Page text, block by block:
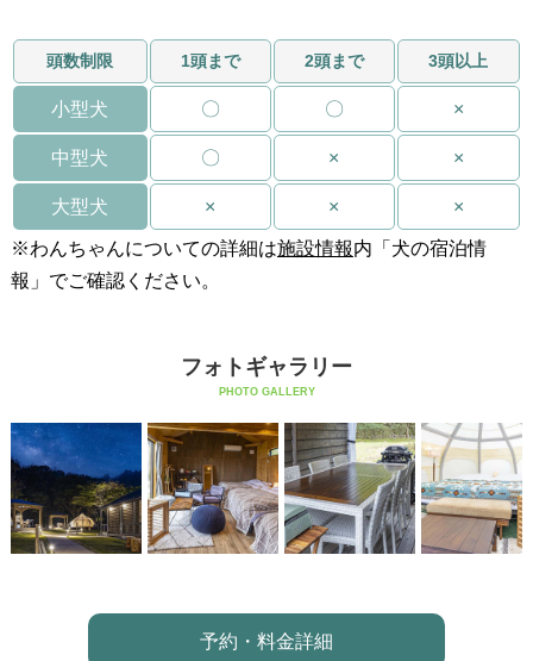
頭数制限 1頭まで 2頭まで 3頭以上
小型犬 〇 〇 ×
中型犬 〇 × ×
大型犬 × × ×
※わんちゃんについての詳細は施設情報内「犬の宿泊情
報」でご確認ください。
フォトギャラリー
PHOTO GALLERY
予約・料金詳細